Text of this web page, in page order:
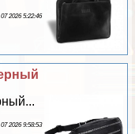
2026 5:22:46
2026 9:58:53